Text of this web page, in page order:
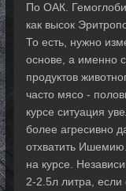
По ОАК.
как высок
То есть, нужно
основе, а именно
продуктов
часто мясо -
курсе ситуация
более агресивно
отхватить
на курсе.
2-2.5л литра, если